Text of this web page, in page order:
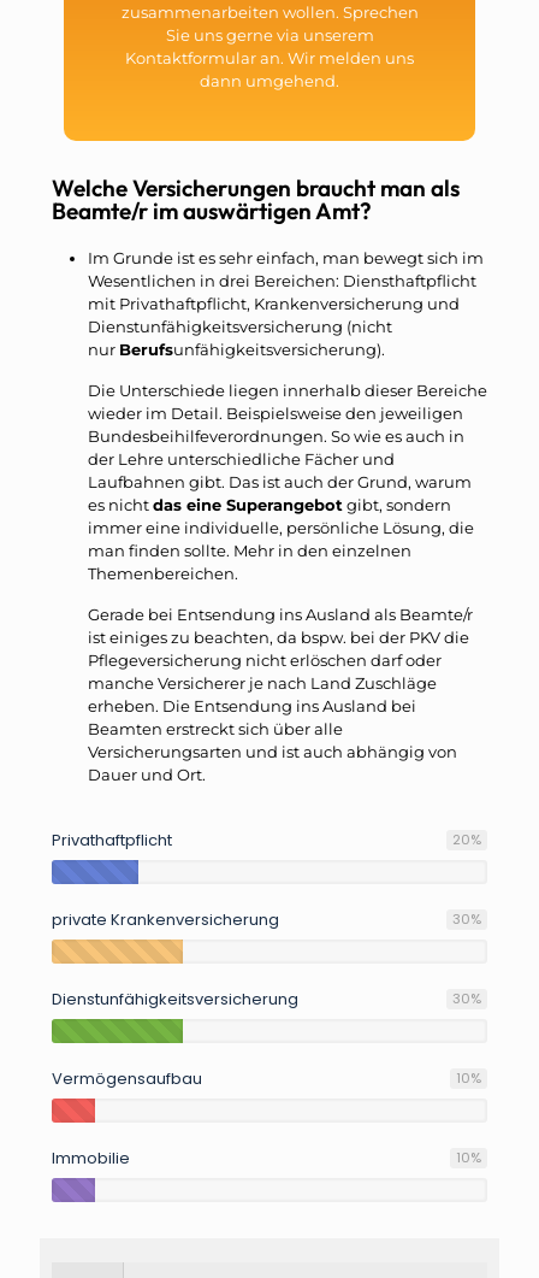
zusammenarbeiten wollen. Sprechen
Sie uns gerne via unserem
Kontaktformular an. Wir melden uns
dann umgehend.
Welche Versicherungen braucht man als
Beamte/r im auswärtigen Amt?
Im Grunde ist es sehr einfach, man bewegt sich im
Wesentlichen in drei Bereichen: Diensthaftpflicht
mit Privathaftpflicht, Krankenversicherung und
Dienstunfähigkeitsversicherung (nicht
nur Berufsunfähigkeitsversicherung).
Die Unterschiede liegen innerhalb dieser Bereiche
wieder im Detail. Beispielsweise den jeweiligen
Bundesbeihilfeverordnungen. So wie es auch in
der Lehre unterschiedliche Fächer und
Laufbahnen gibt. Das ist auch der Grund, warum
es nichtdas eine Superangebot gibt, sondern
immer eine individuelle, persönliche Lösung, die
man finden sollte. Mehr in den einzelnen
Themenbereichen.
Gerade bei Entsendung ins Ausland als Beamte/r
ist einiges zu beachten, da bspw. bei der PKV die
Pflegeversicherung nicht erlöschen darf oder
manche Versicherer je nach Land Zuschläge
erheben. Die Entsendung ins Ausland bei
Beamten erstreckt sich über alle
Versicherungsarten und ist auch abhängig von
Dauer und Ort.
Privathaftpflicht 20%
private Krankenversicherung 30%
Dienstunfähigkeitsversicherung 30%
Vermögensaufbau 10%
Immobilie 10%